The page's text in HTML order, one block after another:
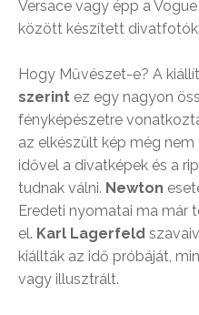
Versace vagy épp a
között készített divatfotók.
Hogy Művészet-e? A
szerint ez egy nagyon
fényképészetre
az elkészült kép még
idővel a divatképek és a
tudnak válni. Newton
Eredeti nyomatai ma már
el. Karl Lagerfeld
kiállták az idő próbáját,
vagy illusztrált.